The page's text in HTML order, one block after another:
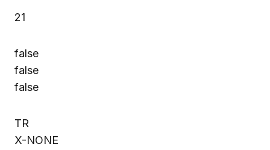
21
false
false
false
TR
X-NONE